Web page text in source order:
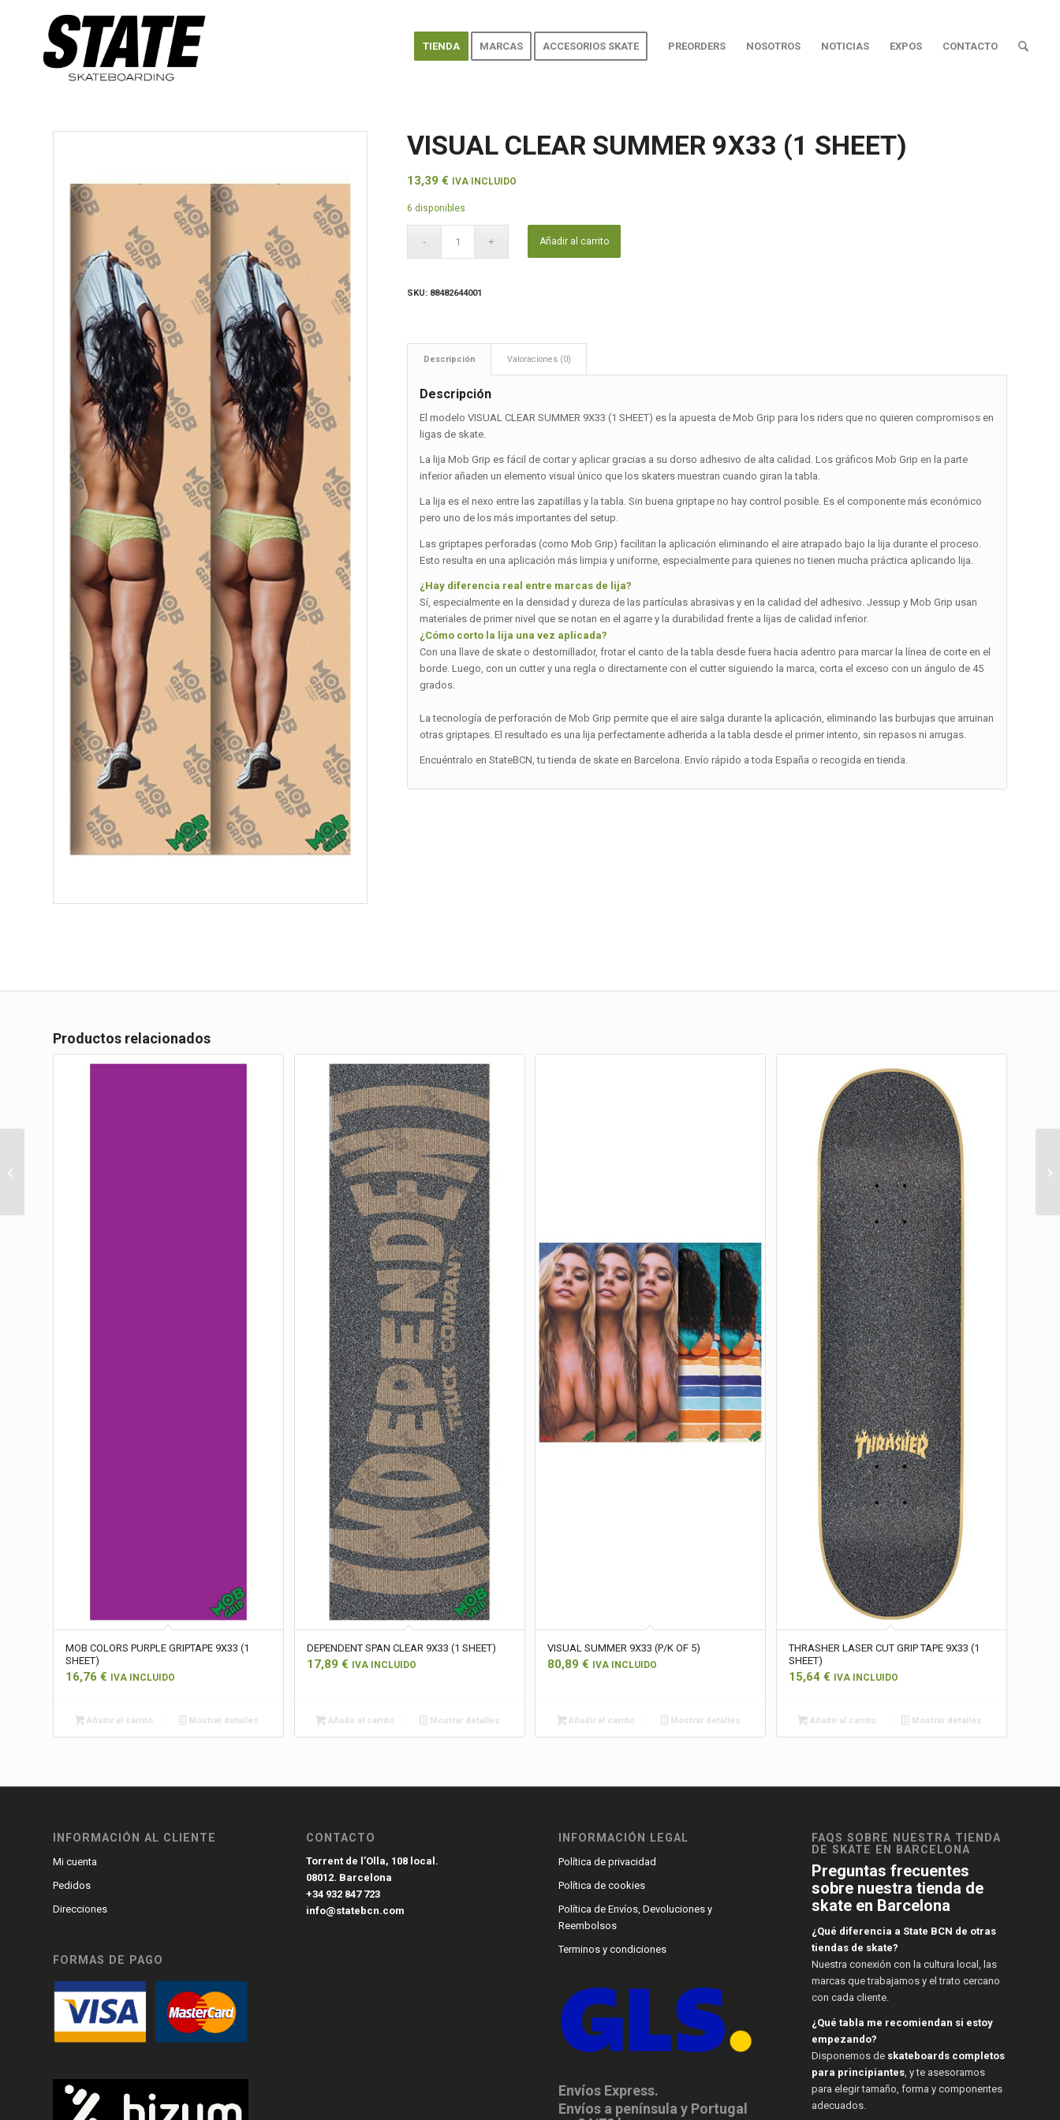
TIENDA MARCAS ACCESORIOS SKATE PREORDERS NOSOTROS NOTICIAS EXPOS CONTACTO
VISUAL CLEAR SUMMER 9X33 (1 SHEET)
13,39€ IVA INCLUIDO
6 disponibles
Añadir al carrito
SKU: 88482644001
Descripción Valoraciones (0)
Descripción
El modelo VISUAL CLEAR SUMMER 9X33 (1 SHEET) es la apuesta de Mob Grip para los riders que no quieren compromisos en
ligas de skate.
La lija Mob Grip es fácil de cortar y aplicar gracias a su dorso adhesivo de alta calidad. Los gráficos Mob Grip en la parte
inferior añaden un elemento visual único que los skaters muestran cuando giran la tabla.
La lija es el nexo entre las zapatillas y la tabla. Sin buena griptape no hay control posible. Es el componente más económico
pero uno de los más importantes del setup.
Las griptapes perforadas (como Mob Grip) facilitan la aplicación eliminando el aire atrapado bajo la lija durante el proceso.
Esto resulta en una aplicación más limpia y uniforme, especialmente para quienes no tienen mucha práctica aplicando lija.
¿Hay diferencia real entre marcas de lija?
Sí, especialmente en la densidad y dureza de las partículas abrasivas y en la calidad del adhesivo. Jessup y Mob Grip usan
materiales de primer nivel que se notan en el agarre y la durabilidad frente a lijas de calidad inferior.
¿Cómo corto la lija una vez aplicada?
Con una llave de skate o destornillador, frotar el canto de la tabla desde fuera hacia adentro para marcar la línea de corte en el
borde. Luego, con un cutter y una regla o directamente con el cutter siguiendo la marca, corta el exceso con un ángulo de 45
grados.
La tecnología de perforación de Mob Grip permite que el aire salga durante la aplicación, eliminando las burbujas que arruinan
otras griptapes. El resultado es una lija perfectamente adherida a la tabla desde el primer intento, sin repasos ni arrugas.
Encuéntralo en StateBCN, tu tienda de skate en Barcelona. Envío rápido a toda España o recogida en tienda.
Productos relacionados
MOB COLORS PURPLE GRIPTAPE 9X33 (1
SHEET)
16,76 € IVA INCLUIDO
Añadir al carrito Mostrar detalles
DEPENDENT SPAN CLEAR 9X33 (1 SHEET)
17,89 € IVA INCLUIDO
Añadir al carrito Mostrar detalles
VISUAL SUMMER 9X33 (P/K OF 5)
80,89€ IVA INCLUIDO
Añadir al carrito Mostrar detalles
THRASHER LASER CUT GRIP TAPE 9X33 (1
SHEET)
15,64 € IVA INCLUIDO
Añadir al carrito Mostrar detalles
INFORMACIÓN AL CLIENTE
Mi cuenta
Pedidos
Direcciones
FORMAS DE PAGO
CONTACTO
Torrent de l’Olla, 108 local.
08012. Barcelona
+34 932 847 723
info@statebcn.com
INFORMACIÓN LEGAL
Política de privacidad
Política de cookies
Política de Envíos, Devoluciones y
Reembolsos
Terminos y condiciones
Envíos Express.
Envíos a península y Portugal
FAQS SOBRE NUESTRA TIENDA
DE SKATE EN BARCELONA
Preguntas frecuentes
sobre nuestra tienda de
skate en Barcelona
¿Qué diferencia a State BCN de otras
tiendas de skate?
Nuestra conexión con la cultura local, las
marcas que trabajamos y el trato cercano
con cada cliente.
¿Qué tabla me recomiendan si estoy
empezando?
Disponemos de skateboards completos
para principiantes, y te asesoramos
para elegir tamaño, forma y componentes
adecuados.